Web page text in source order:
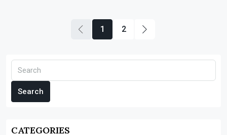
1 2
Search
CATEGORIES